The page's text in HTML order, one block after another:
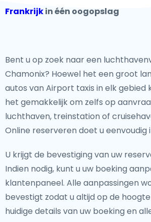
Frankrijkin één oogopslag
Bent u op zoek naar een
Chamonix? Hoewel het een groot
autos van Airport taxis in elk gebied
het gemakkelijk om zelfs op
luchthaven, treinstation of
Online reserveren doet u eenvoudig
U krijgt de bevestiging van uw
Indien nodig, kunt u uw boeking
klantenpaneel. Alle aanpassingen
bevestigt zodat u altijd op de
huidige details van uw boeking en